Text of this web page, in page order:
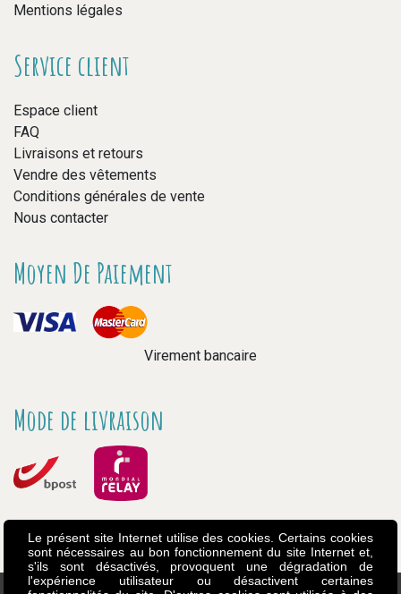
Mentions légales
Service client
Espace client
FAQ
Livraisons et retours
Vendre des vêtements
Conditions générales de vente
Nous contacter
Moyen De Paiement
Virement bancaire
Mode de livraison
Le présent site Internet utilise des cookies. Certains cookies
sont nécessaires au bon fonctionnement du site Internet et,
s'ils sont désactivés, provoquent une dégradation de
l'expérience utilisateur ou désactivent certaines